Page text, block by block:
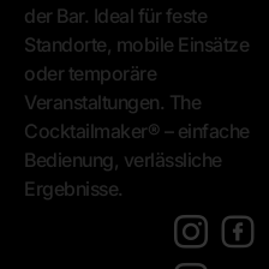
der Bar. Ideal für feste
Standorte, mobile Einsätze
oder temporäre
Veranstaltungen. The
Cocktailmaker® – einfache
Bedienung, verlässliche
Ergebnisse.